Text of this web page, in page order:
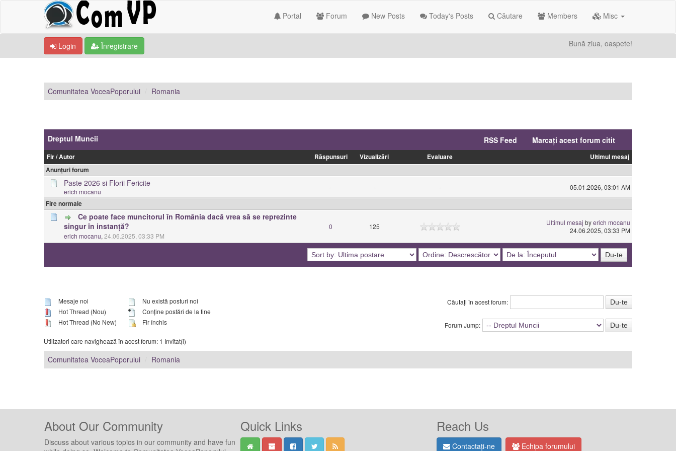
Portal Forum New Posts Today's Posts Căutare Members Misc
Login Înregistrare Bună ziua, oaspete!
Comunitatea VoceaPoporului Romania
Dreptul Muncii RSS Feed Marcați acest forum citit
Fir/Autor Răspunsuri Vizualizări Evaluare
Ultimul mesaj
Anunțuri forum
Paste 2026 si Florii Fericite
erich mocanu
- - -
05.01.2026, 03:01 AM
Fire normale
Ce poate face muncitorul în România dacă vrea să se reprezinte
singur în instanță?
erich mocanu, 24.06.2025, 03:33 PM
0 125
0 Vote(s) - 0 out of 5 in Average Ultimul mesaj byerich mocanu
24.06.2025, 03:33 PM
Mesaje noi
Hot Thread (Nou)
Hot Thread (No New)
Nu există posturi noi
Conține postări de la tine
Fir închis
Căutați în acest forum:
Forum Jump:
Utilizatori care navighează în acest forum: 1 Invitat(i)
Comunitatea VoceaPoporului Romania
About Our Community
Discuss about various topics in our community and have fun
Quick Links Reach Us
Contactați-ne Echipa forumului